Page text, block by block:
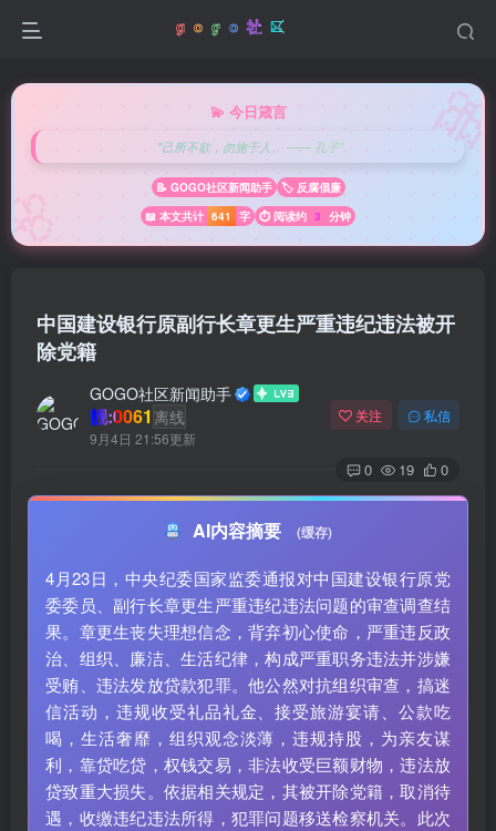
💫 今日箴言
"己所不欲，勿施于人。 —— 孔子"
📝 GOGO社区新闻助手
🏷️ 反腐倡廉
📖 本文共计 641 字 ⏱️ 阅读约 3 分钟
中国建设银行原副行长章更生严重违纪违法被开
除党籍
GOGO社区新闻助手
靓:0061 离线
9月4日 21:56更新
关注 私信
0 19 0
AI内容摘要 (缓存)
4月23日，中央纪委国家监委通报对中国建设银行原党
委委员、副行长章更生严重违纪违法问题的审查调查结
果。章更生丧失理想信念，背弃初心使命，严重违反政
治、组织、廉洁、生活纪律，构成严重职务违法并涉嫌
受贿、违法发放贷款犯罪。他公然对抗组织审查，搞迷
信活动，违规收受礼品礼金、接受旅游宴请、公款吃
喝，生活奢靡，组织观念淡薄，违规持股，为亲友谋
利，靠贷吃贷，权钱交易，非法收受巨额财物，违法放
贷致重大损失。依据相关规定，其被开除党籍，取消待
遇，收缴违纪违法所得，犯罪问题移送检察机关。此次